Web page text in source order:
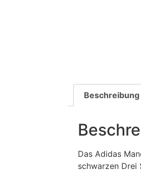
Beschreibung
Das Adidas
schwarzen Drei